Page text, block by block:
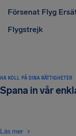
Försenat Flyg
Flygstrejk
HA KOLL PÅ DINA RÄTTIGHETER
Spana in vår
Läs mer